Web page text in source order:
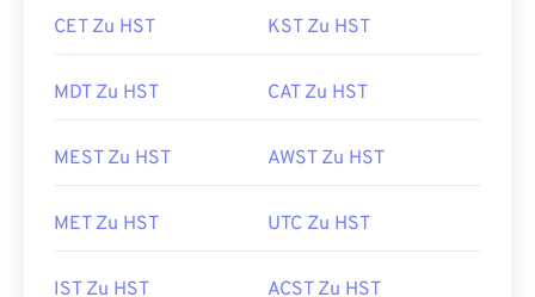
CET Zu HST KST Zu HST
MDT Zu HST CAT Zu HST
MEST Zu HST AWST Zu HST
MET Zu HST UTC Zu HST
IST Zu HST ACST Zu HST